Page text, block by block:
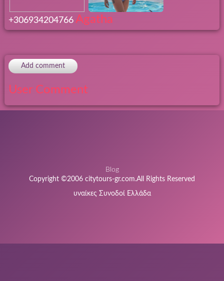
+306934204766 Agatha
Add comment
User Comment
Blog
Copyright ©2006 citytours-gr.com.All Rights Reserved
υναίκες Συνοδοί Ελλάδα